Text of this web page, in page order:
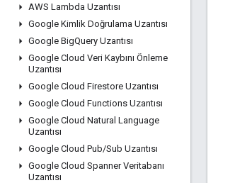
AWS Lambda Uzantısı
Google Kimlik Doğrulama Uzantısı
Google BigQuery Uzantısı
Google Cloud Veri Kaybını Önleme
Uzantısı
Google Cloud Firestore Uzantısı
Google Cloud Functions Uzantısı
Google Cloud Natural Language
Uzantısı
Google Cloud Pub/Sub Uzantısı
Google Cloud Spanner Veritabanı
Uzantısı